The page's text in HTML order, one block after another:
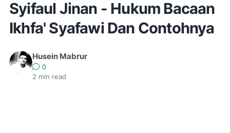
Syifaul Jinan - Hukum Bacaan
Ikhfa' Syafawi Dan Contohnya
Husein Mabrur
0
2 min read